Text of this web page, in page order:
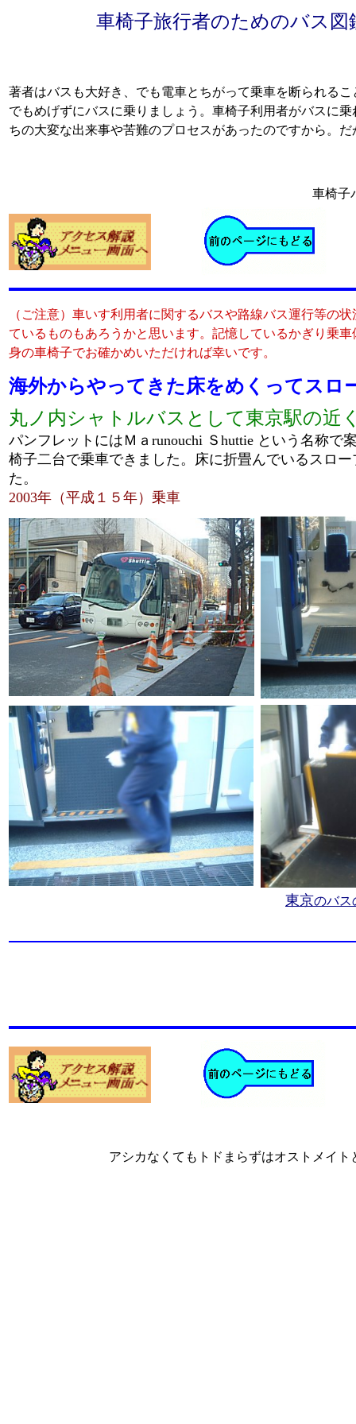
車椅子旅行者のためのバス
著者はバスも大好き、でも電車とちがって乗車を断られる
でもめげずにバスに乗りましょう。車椅子利用者がバスに
ちの大変な出来事や苦難のプロセスがあったのですから。だ
車椅子
（ご注意）車いす利用者に関するバスや路線バス運行等の
ているものもあろうかと思います。記憶しているかぎり乗
身の車椅子でお確かめいただければ幸いです。
海外からやってきた床をめくってスロ
丸ノ内シャトルバスとして東京駅の近
パンフレットにはＭａrunouchi Ｓhuttie という名称
椅子二台で乗車できました。床に折畳んでいるスロ
た。
2003年（平成１５年）乗車
東京のバス
アシカなくてもトドまらずはオストメイ